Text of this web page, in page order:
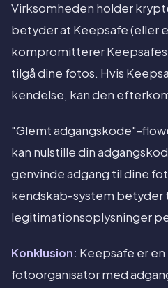
Virksomheden holder
betyder at Keepsafe (eller
kompromitterer
tilgå dine fotos. Hvis
kendelse, kan den
"Glemt adgangskode"-
kan nulstille din
genvinde adgang til dine
kendskab-system betyder
legitimationsoplysninger
Konklusion: Keepsafe er
fotoorganisator med